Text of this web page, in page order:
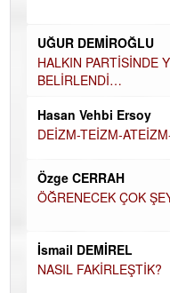
UĞUR DEMİROĞLU
HALKIN PARTİSİNDE
BELİRLENDİ…
Hasan Vehbi Ersoy
DEİZM-TEİZM-
Özge CERRAH
ÖĞRENECEK ÇOK
İsmail DEMİREL
NASIL FAKİRLEŞTİK?